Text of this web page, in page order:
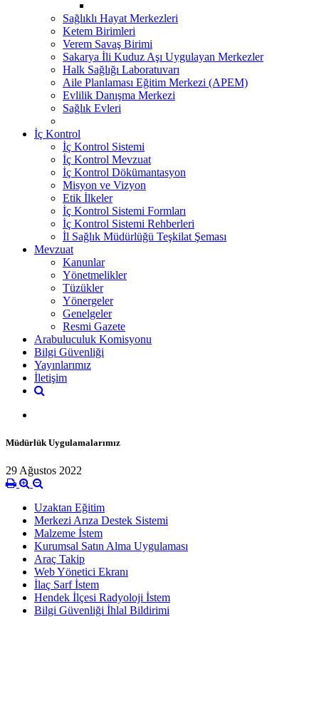
Sağlıklı Hayat Merkezleri
Ketem Birimleri
Verem Savaş Birimi
Sakarya İli Kuduz Aşı Uygulayan Merkezler
Halk Sağlığı Laboratuvarı
Aile Planlaması Eğitim Merkezi (APEM)
Evlilik Danışma Merkezi
Sağlık Evleri
İç Kontrol
İç Kontrol Sistemi
İç Kontrol Mevzuat
İç Kontrol Dökümantasyon
Misyon ve Vizyon
Etik İlkeler
İç Kontrol Sistemi Formları
İç Kontrol Sistemi Rehberleri
İl Sağlık Müdürlüğü Teşkilat Şeması
Mevzuat
Kanunlar
Yönetmelikler
Tüzükler
Yönergeler
Genelgeler
Resmi Gazete
Arabuluculuk Komisyonu
Bilgi Güvenliği
Yayınlarımız
İletişim
Müdürlük Uygulamalarımız
29 Ağustos 2022
Uzaktan Eğitim
Merkezi Arıza Destek Sistemi
Malzeme İstem
Kurumsal Satın Alma Uygulaması
Araç Takip
Web Yönetici Ekranı
İlaç Sarf İstem
Hendek İlçesi Radyoloji İstem
Bilgi Güvenliği İhlal Bildirimi